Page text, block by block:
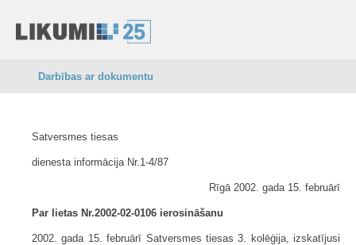
Darbības ar dokumentu
Satversmes tiesas
dienesta informācija Nr.1-4/87
Rīgā 2002. gada 15. februārī
Par lietas Nr.2002-02-0106 ierosināšanu
2002. gada 15. februārī Satversmes tiesas 3. kolēģija, izskatījusi